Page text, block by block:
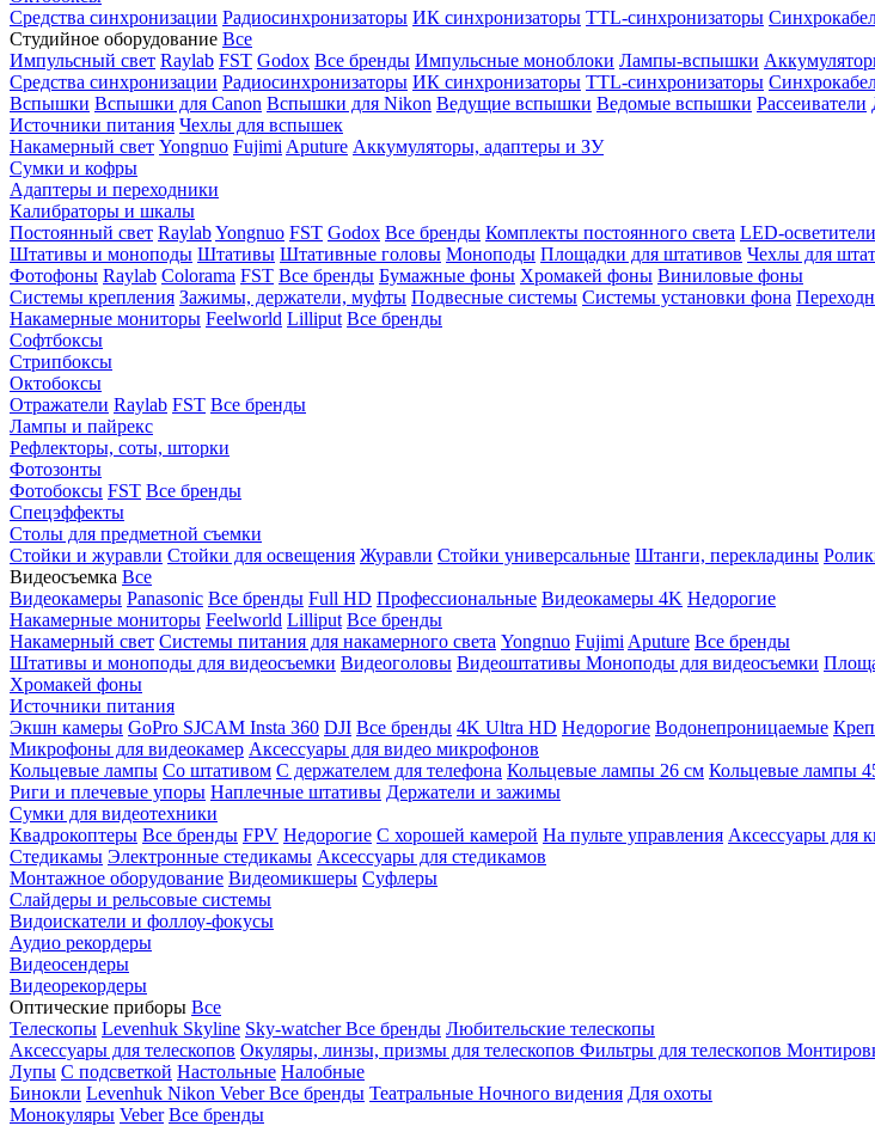
Средства синхронизации Радиосинхронизаторы ИК синхронизаторы TTL-синхронизаторы
Студийное оборудование Все
Импульсный свет Raylab FST Godox Все бренды Импульсные моноблоки Лампы-вспышки
Средства синхронизации Радиосинхронизаторы ИК синхронизаторы TTL-синхронизаторы
Вспышки Вспышки для Canon Вспышки для Nikon Ведущие вспышки Ведомые вспышки Рассеиватели
Источники питания Чехлы для вспышек
Накамерный свет Yongnuo Fujimi Aputure Аккумуляторы, адаптеры и ЗУ
Сумки и кофры
Адаптеры и переходники
Калибраторы и шкалы
Постоянный свет RaylabYongnuo FST Godox Все бренды Комплекты постоянного света LED-осветители
Штативы и моноподы Штативы Штативные головы Моноподы Площадки для штативов Чехлы для
Фотофоны Raylab Colorama FST Все бренды Бумажные фоны Хромакей фоны Виниловые фоны
Системы крепления Зажимы, держатели, муфты Подвесные системы Системы установки фона
Накамерные мониторы Feelworld Lilliput Все бренды
Софтбоксы
Стрипбоксы
Октобоксы
Отражатели Raylab FST Все бренды
Лампы и пайрекс
Рефлекторы, соты, шторки
Фотозонты
Фотобоксы FST Все бренды
Спецэффекты
Столы для предметной съемки
Стойки и журавли Стойки для освещения Журавли Стойки универсальные Штанги, перекладины
Видеосъемка Все
Видеокамеры Panasonic Все бренды Full HD Профессиональные Видеокамеры 4K Недорогие
Накамерные мониторы Feelworld Lilliput Все бренды
Накамерный свет Системы питания для накамерного света Yongnuo Fujimi Aputure Все бренды
Штативы и моноподы для видеосъемки Видеоголовы Видеоштативы Моноподы для видеосъемки
Хромакей фоны
Источники питания
Экшн камеры GoPro SJCAM Insta 360 DJI Все бренды 4K Ultra HD Недорогие Водонепроницаемые
Микрофоны для видеокамер Аксессуары для видео микрофонов
Кольцевые лампы Со штативом C держателем для телефона Кольцевые лампы 26 см Кольцевые лампы
Риги и плечевые упоры Наплечные штативы Держатели и зажимы
Сумки для видеотехники
Квадрокоптеры Все бренды FPV Недорогие С хорошей камерой На пульте управления Аксессуары для
Стедикамы Электронные стедикамы Аксессуары для стедикамов
Монтажное оборудование Видеомикшеры Суфлеры
Слайдеры и рельсовые системы
Видоискатели и фоллоу-фокусы
Аудио рекордеры
Видеосендеры
Видеорекордеры
Оптические приборы Все
Телескопы Levenhuk Skyline Sky-watcherВсе бренды Любительские телескопы
Аксессуары для телескопов Окуляры, линзы, призмы для телескопов Фильтры для телескопов
Лупы С подсветкой Настольные Налобные
Бинокли Levenhuk Nikon VeberВсе бренды Театральные Ночного видения Для охоты
Монокуляры Veber Все бренды